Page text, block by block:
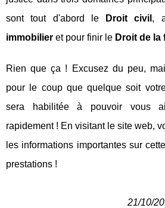
sont tout d'abord le
Droit civil ,
immobilier et pour finir le Droit de la
Rien que ça ! Excusez du peu,
pour le coup que quelque soit
sera habilitée à pouvoir vous
rapidement ! En visitant le site web,
les informations importantes sur
prestations !
21/10/